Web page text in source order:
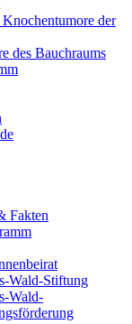
der
des Bauchraums
Fakten
Wald-Stiftung
Wald-